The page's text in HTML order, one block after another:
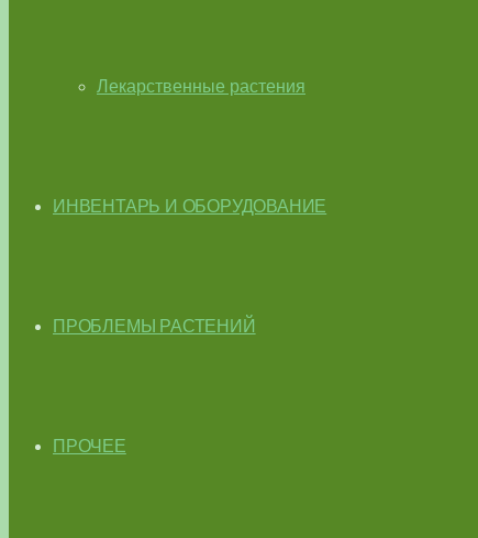
Лекарственные растения
ИНВЕНТАРЬ И ОБОРУДОВАНИЕ
ПРОБЛЕМЫ РАСТЕНИЙ
ПРОЧЕЕ